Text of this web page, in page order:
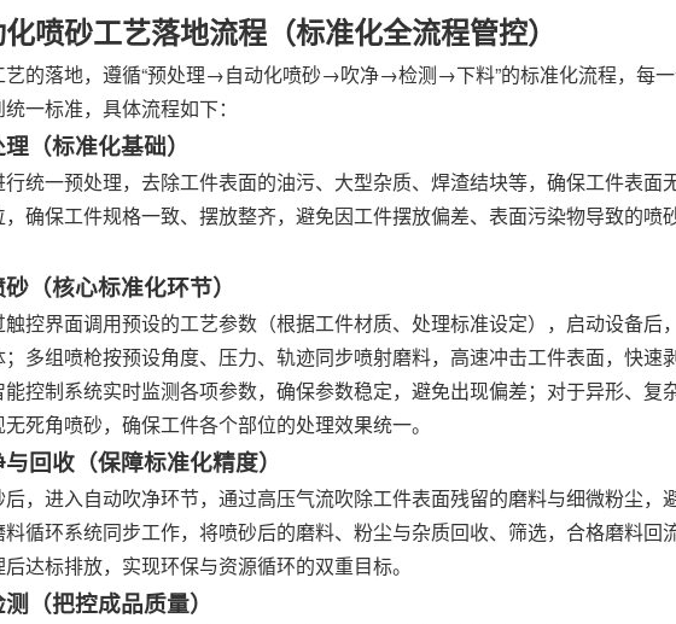
喷砂工艺落地流程（标准化全流程管控）
艺的落地，遵循“预处理→自动化喷砂→吹净→检测→下料”的标准化流程，每
一标准，具体流程如下：
（标准化基础）
统一预处理，去除工件表面的油污、大型杂质、焊渣结块等，确保工件表面
确保工件规格一致、摆放整齐，避免因工件摆放偏差、表面污染物导致的喷
（核心标准化环节）
控界面调用预设的工艺参数（根据工件材质、处理标准设定），启动设备后
多组喷枪按预设角度、压力、轨迹同步喷射磨料，高速冲击工件表面，快速
控制系统实时监测各项参数，确保参数稳定，避免出现偏差；对于异形、复
死角喷砂，确保工件各个部位的处理效果统一。
回收（保障标准化精度）
，进入自动吹净环节，通过高压气流吹除工件表面残留的磨料与细微粉尘，
循环系统同步工作，将喷砂后的磨料、粉尘与杂质回收、筛选，合格磨料回
达标排放，实现环保与资源循环的双重目标。
（把控成品质量）